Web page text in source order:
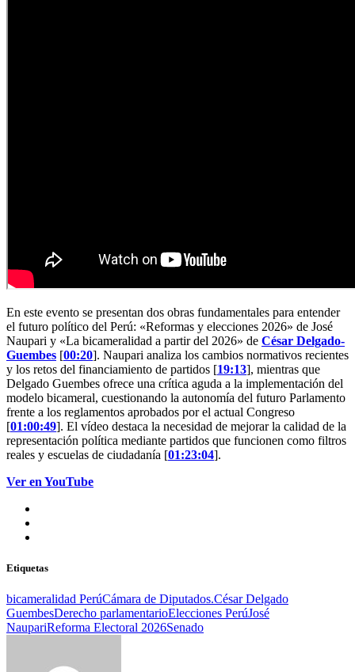
En este evento se presentan dos obras fundamentales para entender
el futuro político del Perú: «Reformas y elecciones 2026» de José
Naupari y «La bicameralidad a partir del 2026» de César Delgado-
Guembes [00:20]. Naupari analiza los cambios normativos recientes
y los retos del financiamiento de partidos [19:13], mientras que
Delgado Guembes ofrece una crítica aguda a la implementación del
modelo bicameral, cuestionando la autonomía del futuro Parlamento
frente a los reglamentos aprobados por el actual Congreso
[01:00:49]. El vídeo destaca la necesidad de mejorar la calidad de la
representación política mediante partidos que funcionen como filtros
reales y escuelas de ciudadanía [01:23:04].
Ver en YouTube
Etiquetas
bicameralidad PerúCámara de Diputados.César Delgado
GuembesDerecho parlamentarioElecciones PerúJosé
NaupariReforma Electoral 2026Senado